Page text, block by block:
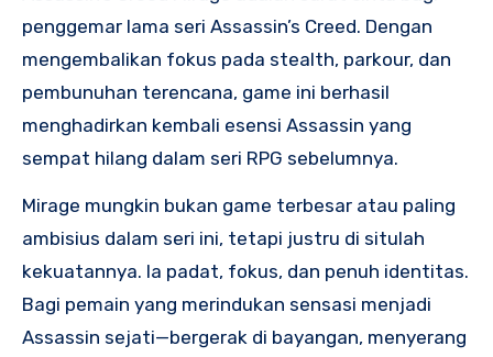
penggemar lama seri Assassin’s Creed. Dengan
mengembalikan fokus pada stealth, parkour, dan
pembunuhan terencana, game ini berhasil
menghadirkan kembali esensi Assassin yang
sempat hilang dalam seri RPG sebelumnya.
Mirage mungkin bukan game terbesar atau paling
ambisius dalam seri ini, tetapi justru di situlah
kekuatannya. Ia padat, fokus, dan penuh identitas.
Bagi pemain yang merindukan sensasi menjadi
Assassin sejati—bergerak di bayangan, menyerang